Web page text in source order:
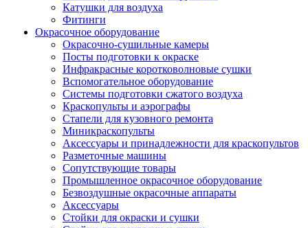
Катушки для воздуха
Фитинги
Окрасочное оборудование
Окрасочно-сушильные камеры
Посты подготовки к окраске
Инфракрасные коротковолновые сушки
Вспомогательное оборудование
Системы подготовки сжатого воздуха
Краскопульты и аэрографы
Стапели для кузовного ремонта
Миникраскопульты
Аксессуары и принадлежности для краскопультов
Разметочные машины
Сопутствующие товары
Промышленное окрасочное оборудование
Безвоздушные окрасочные аппараты
Аксессуары
Стойки для окраски и сушки